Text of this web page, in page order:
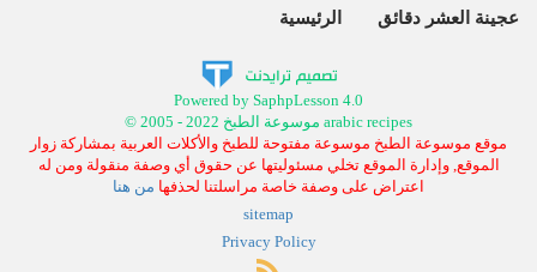
عجينة العشر دقائق الرئيسية
Powered by SaphpLesson 4.0
© 2005 - 2022 موسوعة الطبخ arabic recipes
موقع موسوعة الطبخ موسوعة مفتوحة للطبخ والأكلات العربية بمشاركة زوار
الموقع, وإدارة الموقع تخلي مسئوليتها عن حقوق أي وصفة منقولة ومن له
اعتراض على وصفة خاصة مراسلتنا لحذفها من هنا
sitemap
Privacy Policy